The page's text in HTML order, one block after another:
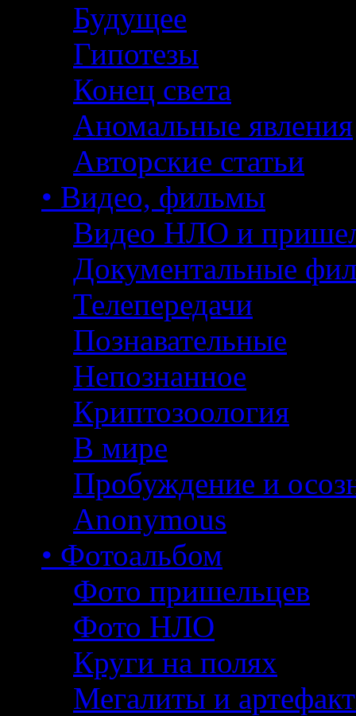
Будущее
Гипотезы
Конец света
Аномальные явления
Авторские статьи
• Видео, фильмы
Видео НЛО и
Документальные
Телепередачи
Познавательные
Непознанное
Криптозоология
В мире
Пробуждение и
Anonymous
• Фотоальбом
Фото пришельцев
Фото НЛО
Круги на полях
Мегалиты и